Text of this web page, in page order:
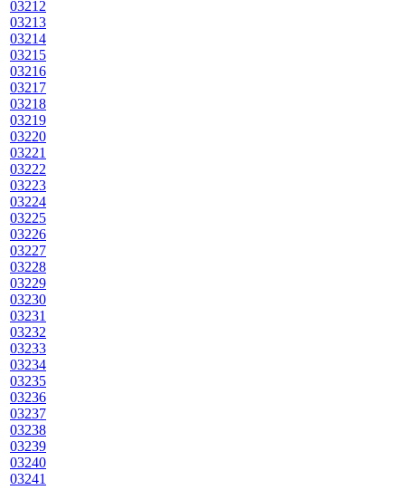
03212
03213
03214
03215
03216
03217
03218
03219
03220
03221
03222
03223
03224
03225
03226
03227
03228
03229
03230
03231
03232
03233
03234
03235
03236
03237
03238
03239
03240
03241